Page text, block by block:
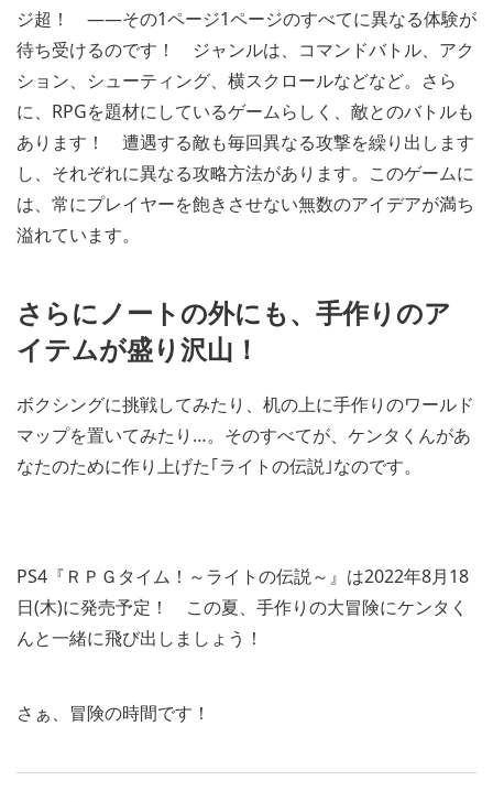
ジ超！ ――その1ページ1ページのすべてに異なる体験が
待ち受けるのです！ ジャンルは、コマンドバトル、アク
ション、シューティング、横スクロールなどなど。さら
に、RPGを題材にしているゲームらしく、敵とのバトルも
あります！ 遭遇する敵も毎回異なる攻撃を繰り出します
し、それぞれに異なる攻略方法があります。このゲームに
は、常にプレイヤーを飽きさせない無数のアイデアが満ち
溢れています。
さらにノートの外にも、手作りのア
イテムが盛り沢山！
ボクシングに挑戦してみたり、机の上に手作りのワールド
マップを置いてみたり…。そのすべてが、ケンタくんがあ
なたのために作り上げた｢ライトの伝説｣なのです。
PS4『ＲＰＧタイム！～ライトの伝説～』は2022年8月18
日(木)に発売予定！ この夏、手作りの大冒険にケンタく
んと一緒に飛び出しましょう！
さぁ、冒険の時間です！